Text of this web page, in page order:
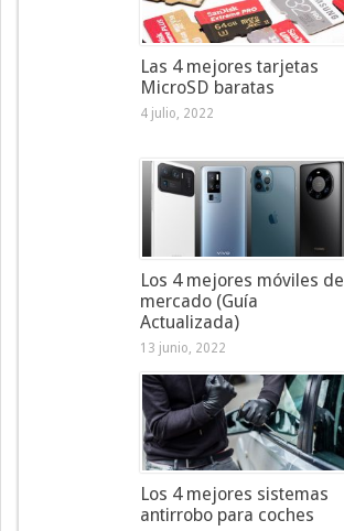
Las 4 mejores tarjetas
MicroSD baratas
4 julio, 2022
Los 4 mejores móviles del
mercado (Guía
Actualizada)
13 junio, 2022
Los 4 mejores sistemas
antirrobo para coches